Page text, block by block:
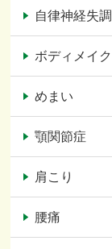
自律神経失調
ボディメイク
めまい
顎関節症
肩こり
腰痛